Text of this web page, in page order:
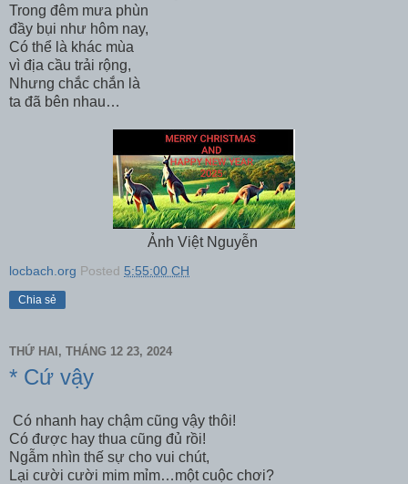
Trong đêm mưa phùn
đầy bụi như hôm nay,
Có thể là khác mùa
vì địa cầu trải rộng,
Nhưng chắc chắn là
ta đã bên nhau…
Ảnh Việt Nguyễn
locbach.org Posted 5:55:00 CH
Chia sẻ
THỨ HAI, THÁNG 12 23, 2024
* Cứ vậy
Có nhanh hay chậm cũng vậy thôi!
Có được hay thua cũng đủ rồi!
Ngẫm nhìn thế sự cho vui chút,
Lại cười cười mim mỉm…một cuộc chơi?